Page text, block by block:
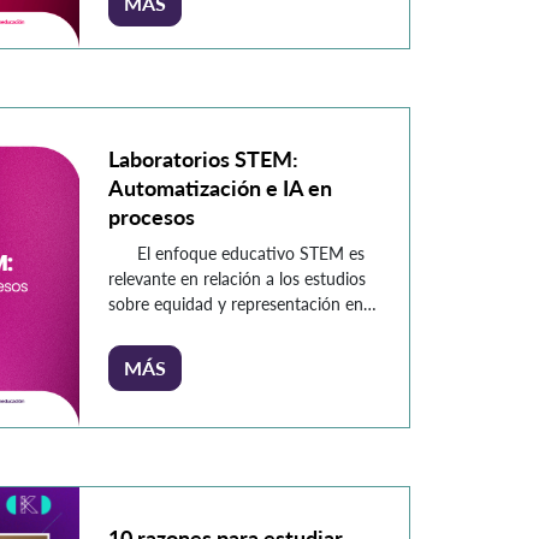
pertenecen al sistema solar y que lo
Laboratorios STEM:
Automatización e IA en
procesos
El enfoque educativo STEM es
relevante en relación a los estudios
sobre equidad y representación en
dominados por hombres, como la
ingeniería y la tecnología, vista sobre
la inclusión de la IA en procesos que
producción y servicios. […]
MÁS